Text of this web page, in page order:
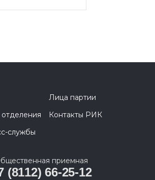
Лица партии
Контакты РИК
службы
приемная
(8112) 66-25-12